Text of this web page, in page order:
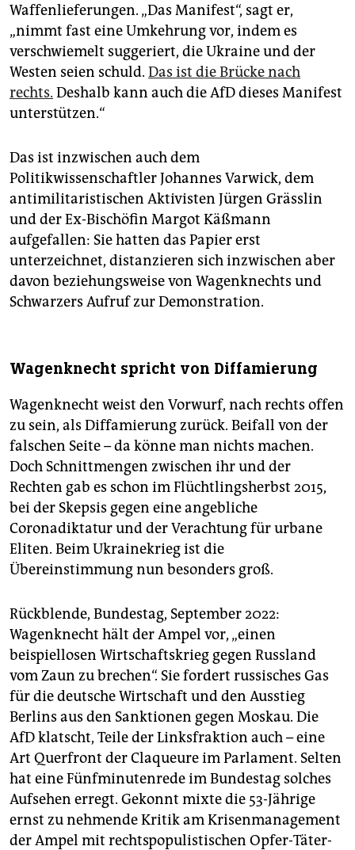
Waffenlieferungen. „Das Manifest“, sagt er,
„nimmt fast eine Umkehrung vor, indem es
verschwiemelt suggeriert, die Ukraine und der
Westen seien schuld. Das ist die Brücke nach
rechts. Deshalb kann auch die AfD dieses Manifest
unterstützen.“
Das ist inzwischen auch dem
Politikwissenschaftler Johannes Varwick, dem
antimilitaristischen Aktivisten Jürgen Grässlin
und der Ex-Bischöfin Margot Käßmann
aufgefallen: Sie hatten das Papier erst
unterzeichnet, distanzieren sich inzwischen aber
davon beziehungsweise von Wagenknechts und
Schwarzers Aufruf zur Demonstration.
Wagenknecht spricht von Diffamierung
Wagenknecht weist den Vorwurf, nach rechts offen
zu sein, als Diffamierung zurück. Beifall von der
falschen Seite – da könne man nichts machen.
Doch Schnittmengen zwischen ihr und der
Rechten gab es schon im Flüchtlingsherbst 2015,
bei der Skepsis gegen eine angebliche
Coronadiktatur und der Verachtung für urbane
Eliten. Beim Ukrainekrieg ist die
Übereinstimmung nun besonders groß.
Rückblende, Bundestag, September 2022:
Wagenknecht hält der Ampel vor, „einen
beispiellosen Wirtschaftskrieg gegen Russland
vom Zaun zu brechen“. Sie fordert russisches Gas
für die deutsche Wirtschaft und den Ausstieg
Berlins aus den Sanktionen gegen Moskau. Die
AfD klatscht, Teile der Linksfraktion auch – eine
Art Querfront der Claqueure im Parlament. Selten
hat eine Fünfminutenrede im Bundestag solches
Aufsehen erregt. Gekonnt mixte die 53-Jährige
ernst zu nehmende Kritik am Krisenmanagement
der Ampel mit rechtspopulistischen Opfer-Täter-